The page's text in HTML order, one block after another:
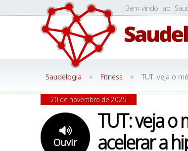
Bem-vindo ao
Saudelogia » Fitness » TUT: veja o
TUT: veja
acelerar a
Ouvir
20 de novembro de 2025